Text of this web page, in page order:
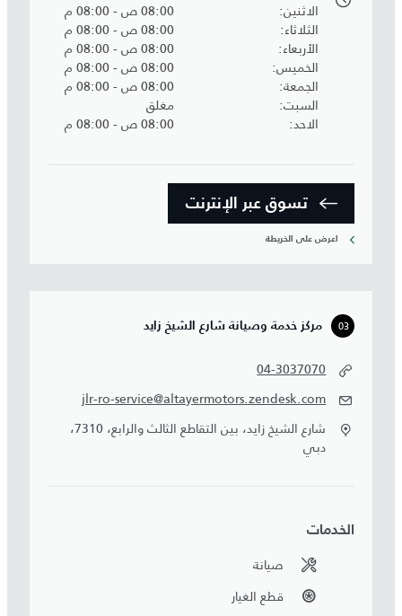
الاثنين
08:00 ص - 08:00 م
الثلاثاء
08:00 ص - 08:00 م
الأربعاء
08:00 ص - 08:00 م
الخميس
08:00 ص - 08:00 م
الجمعة
08:00 ص - 08:00 م
السبت
مغلق
الاحد
08:00 ص - 08:00 م
تسوق عبر الإنترنت
اعرض على الخريطة
03 مركز خدمة وصيانة شارع الشيخ زايد
04-3037070
jlr-ro-service@altayermotors.zendesk.com
شارع الشيخ زايد، بين التقاطع الثالث والرابع، 7310،
دبي
الخدمات
صيانة
قطع الغيار